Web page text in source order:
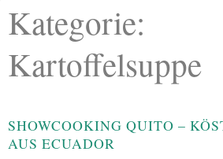
Kategorie:
Kartoffelsuppe
SHOWCOOKING QUITO –
AUS ECUADOR